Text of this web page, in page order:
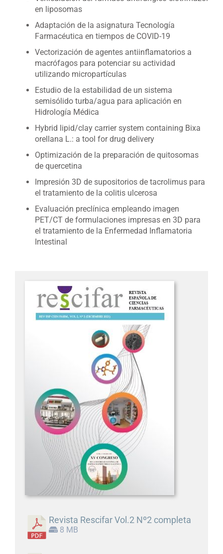
en liposomas
Adaptación de la asignatura Tecnología
Farmacéutica en tiempos de COVID-19
Vectorización de agentes antiinflamatorios a
macrófagos para potenciar su actividad
utilizando micropartículas
Estudio de la estabilidad de un sistema
semisólido turba/agua para aplicación en
Hidrología Médica
Hybrid lipid/clay carrier system containing Bixa
orellana L.: a tool for drug delivery
Optimización de la preparación de quitosomas
de quercetina
Impresión 3D de supositorios de tacrolimus para
el tratamiento de la colitis ulcerosa
Evaluación preclínica empleando imagen
PET/CT de formulaciones impresas en 3D para
el tratamiento de la Enfermedad Inflamatoria
Intestinal
Revista Rescifar Vol.2 Nº2 completa
8 MB